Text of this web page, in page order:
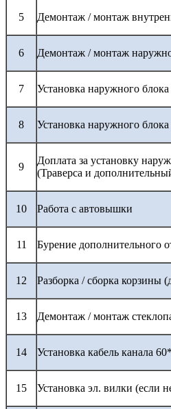
5 Демонтаж / монтаж
6 Демонтаж / монтаж
7 Установка наружного
8 Установка наружного
9
Доплата за установку
(Траверса и
10 Работа с автовышки
11 Бурение дополнительного
12 Разборка / сборка корзины
13 Демонтаж / монтаж
14 Установка кабель канала
15 Установка эл. вилки (если